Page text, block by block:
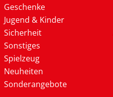
Geschenke
Jugend & Kinder
Sicherheit
Sonstiges
Spielzeug
Neuheiten
Sonderangebote